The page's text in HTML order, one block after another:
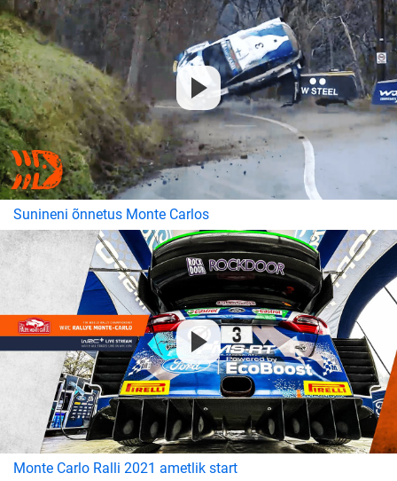
Sunineni õnnetus Monte Carlos
Monte Carlo Ralli 2021 ametlik start